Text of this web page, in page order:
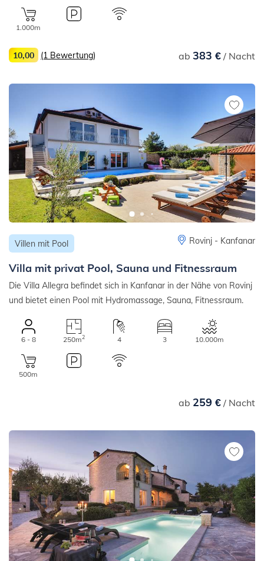
1.000m
ab 383 €/ Nacht
10,00 (1 Bewertung)
Villen mit Pool Rovinj - Kanfanar
Villa mit privat Pool, Sauna und Fitnessraum
Die Villa Allegra befindet sich in Kanfanar in der Nähe von Rovinj
und bietet einen Pool mit Hydromassage, Sauna, Fitnessraum.
6 - 8 250m2 4 3 10.000m
500m
ab 259 €/ Nacht